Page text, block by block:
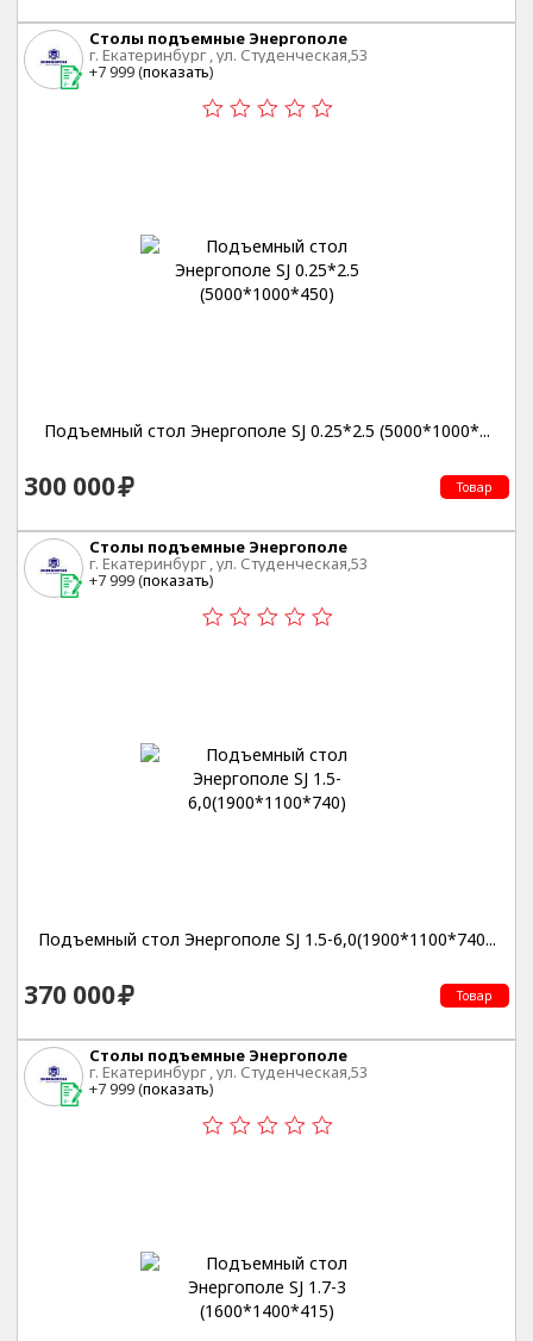
Столы подъемные Энергополе
г. Екатеринбург , ул. Студенческая,53
+7 999 (показать)
Подъемный стол Энергополе SJ 0.25*2.5 (5000*1000*...
300 000 Товар
Столы подъемные Энергополе
г. Екатеринбург , ул. Студенческая,53
+7 999 (показать)
Подъемный стол Энергополе SJ 1.5-6,0(1900*1100*740...
370 000 Товар
Столы подъемные Энергополе
г. Екатеринбург , ул. Студенческая,53
+7 999 (показать)